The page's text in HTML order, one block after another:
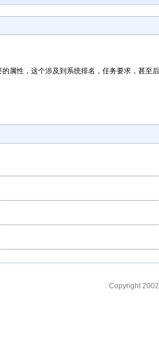
属性，这个涉及到系统排名，任务要求，甚至
Copyright